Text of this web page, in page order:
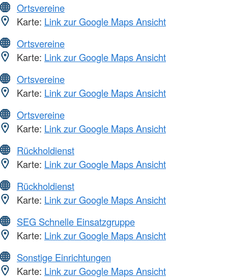
Ortsvereine
Karte: Link zur Google Maps Ansicht
Ortsvereine
Karte: Link zur Google Maps Ansicht
Ortsvereine
Karte: Link zur Google Maps Ansicht
Ortsvereine
Karte: Link zur Google Maps Ansicht
Rückholdienst
Karte: Link zur Google Maps Ansicht
Rückholdienst
Karte: Link zur Google Maps Ansicht
SEG Schnelle Einsatzgruppe
Karte: Link zur Google Maps Ansicht
Sonstige Einrichtungen
Karte: Link zur Google Maps Ansicht